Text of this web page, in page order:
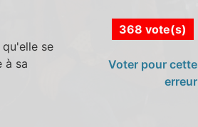
se
à sa
368 vote(s)
Voter pour cette
erreur